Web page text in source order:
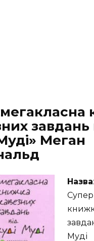
завдань
Меган
Назва:
Муді